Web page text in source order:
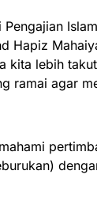
Hapiz
kita lebih
ramai agar